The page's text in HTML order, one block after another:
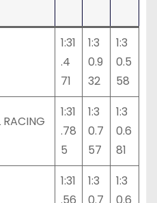
1:31
.4
71
1:3
0.9
32
1:3
0.5
58
RACING
1:31
.78
5
1:3
0.7
57
1:3
0.6
81
1:31
1:3
1:3